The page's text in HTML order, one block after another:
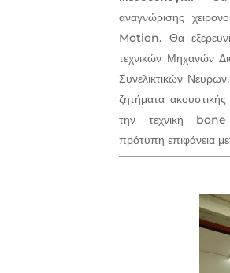
αναγνώρισης
Motion. Θα
τεχνικών Μηχανών
Συνελικτικών
ζητήματα
την τεχνική
πρότυπη επιφάνεια